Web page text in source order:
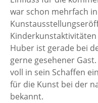
war schon mehrfach
Huber ist gerade bei
gerne gesehener
voll in sein Schaffen
für die Kunst bei der
bekannt.